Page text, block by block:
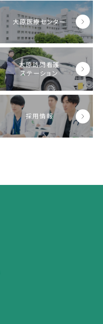
大原医療センター
大原訪問看護
ステーション
採用情報